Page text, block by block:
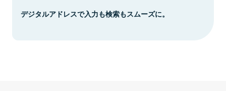
デジタルアドレスで入力も検索もスムーズに。